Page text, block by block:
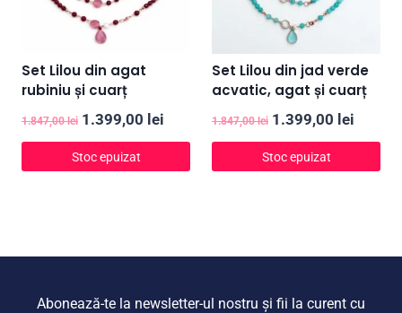
Set Lilou din agat
rubiniu și cuarț
1.847,00lei Prețul
inițial
a
1.399,00 lei
curent
este:
Stoc epuizat
Set Lilou din jad verde
acvatic, agat și cuarț
1.847,00lei Prețul
inițial
a
1.399,00 lei
curent
este:
Stoc epuizat
Abonează-te la newsletter-ul nostru și fii la curent cu